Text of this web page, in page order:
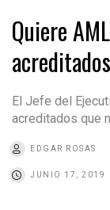
Quiere
El Jefe del
acreditados que
EDGAR ROSAS
JUNIO 17, 2019